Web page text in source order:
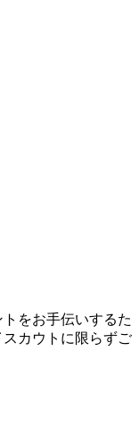
をお手伝いするた
カウトに限らずご